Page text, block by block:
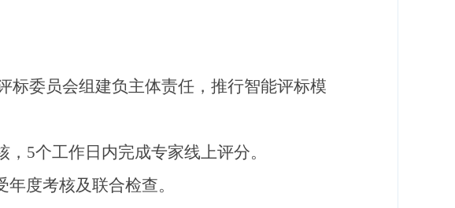
标委员会组建负主体责任，推行智能评标模
， 5个工作日内完成专家线上评分。
年度考核及联合检查。